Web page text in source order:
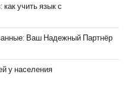
учить язык с
Ваш Надежный Партнёр
у населения